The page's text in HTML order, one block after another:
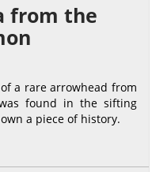
from the
a rare arrowhead from
found in the sifting
a piece of history.